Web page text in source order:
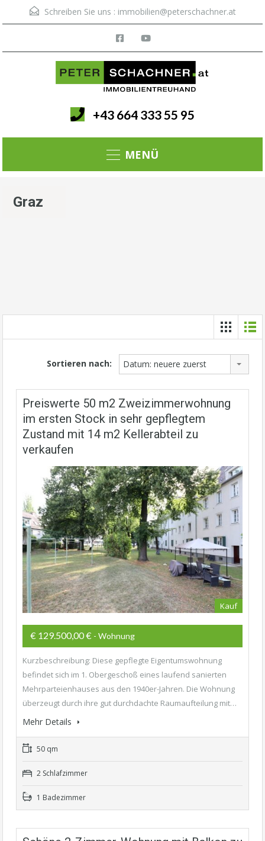
Schreiben Sie uns : immobilien@peterschachner.at
+43 664 333 55 95
Menü
Graz
Sortieren nach: Datum: neuere zuerst
Preiswerte 50 m2 Zweizimmerwohnung
im ersten Stock in sehr gepflegtem
Zustand mit 14 m2 Kellerabteil zu
verkaufen
Kauf
€ 129.500,00 € - Wohnung
Kurzbeschreibung: Diese gepflegte Eigentumswohnung
befindet sich im 1. Obergeschoß eines laufend sanierten
Mehrparteienhauses aus den 1940er-Jahren. Die Wohnung
überzeugt durch ihre gut durchdachte Raumaufteilung mit…
Mehr Details
50 qm
2 Schlafzimmer
1 Badezimmer